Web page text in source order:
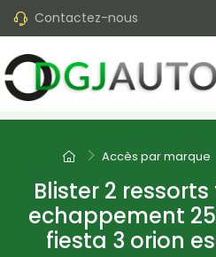
Contactez-nous
Accès par marque
Blister 2
echappement
fiesta 3 orion